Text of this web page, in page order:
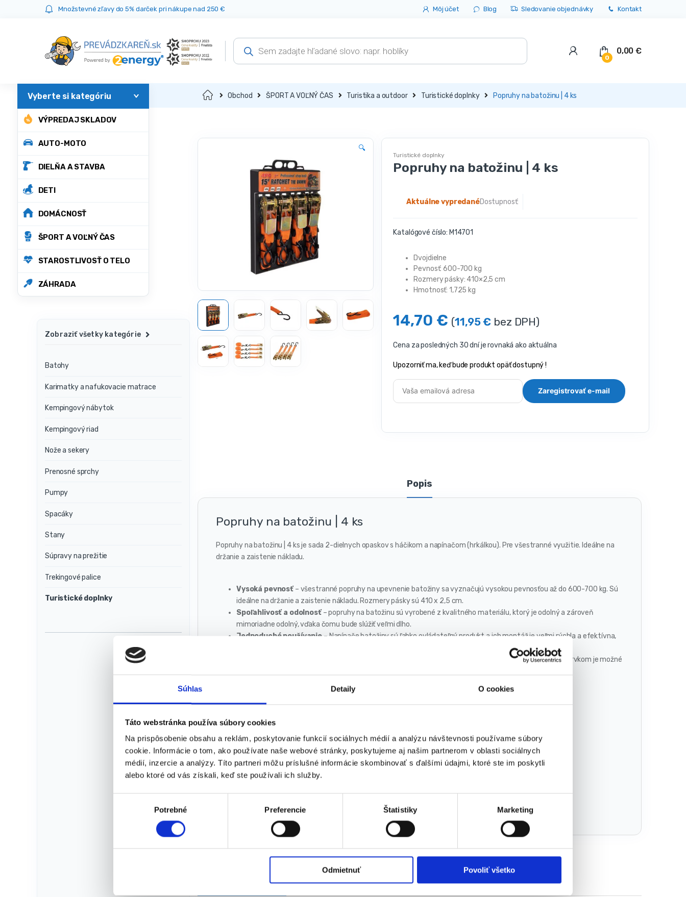
Súhlas Detaily O cookies
Táto webstránka používa súbory cookies
Na prispôsobenie obsahu a reklám, poskytovanie funkcií sociálnych médií a analýzu návštevnosti používame súbory
cookie. Informácie o tom, ako používate naše webové stránky, poskytujeme aj našim partnerom v oblasti sociálnych
médií, inzercie a analýzy. Títo partneri môžu príslušné informácie skombinovať s ďalšími údajmi, ktoré ste im poskytli
alebo ktoré od vás získali, keď ste používali ich služby.
r
Potrebné Preferencie Štatistiky Marketing
Odmietnuť Povoliť všetko
Množstevné zľavy do 5% darček pri nákupe nad 250 € Môj účet Blog Sledovanie objednávky Kontakt
Products
search
0
0,00€
VÝPREDAJ SKLADOV
AUTO-MOTO
DIELŇA A STAVBA
DETI
DOMÁCNOSŤ
ŠPORT A VOĽNÝ ČAS
STAROSTLIVOSŤ O TELO
ZÁHRADA
Domov Obchod ŠPORT A VOĽNÝ ČAS Turistika a outdoor Turistické doplnky Popruhy na batožinu | 4 ks
🔍
Turistické doplnky
Popruhy na batožinu | 4 ks
Dostupnosť:
Aktuálne vypredané
Katalógové číslo: M14701
Dvojdielne
Pevnosť: 600-700 kg
Rozmery pásky: 410×2,5 cm
Hmotnosť: 1,725 ​​kg
14,70 € (11,95€ bez DPH)
Cena za posledných 30 dní je rovnaká ako aktuálna
Upozorniť ma, keď bude produkt opäť dostupný !
Popis
Popruhy na batožinu | 4 ks
Popruhy na batožinu | 4 ks je sada 2-dielnych opaskov s háčikom a napínačom (hrkálkou). Pre všestranné využitie. Ideálne na
držanie a zaistenie nákladu.
Vysoká pevnosť– všestranné popruhy na upevnenie batožiny sa vyznačujú vysokou pevnosťou až do 600-700 kg. Sú
ideálne na držanie a zaistenie nákladu. Rozmery pásky sú 410 x 2,5 cm.
Spoľahlivosť a odolnosť– popruhy na batožinu sú vyrobené z kvalitného materiálu, ktorý je odolný a zároveň
mimoriadne odolný, vďaka čomu bude slúžiť veľmi dlho.
Jednoduché používanie – Napínače batožiny sú ľahko ovládateľný produkt a ich montáž je veľmi rýchla a efektívna,
– sada obsahuje 2 elementové remene s háčikom a napínačom (hrkálkou). Vďaka týmto prvkom je možné
Technické parametre:
Rozmery pásky: 410×2,5 cm
Hmotnosť: 1,725 ​​kg
Katalógové číslo:M14701 Turistické doplnky
Súvisiace produkty
Zobraziť všetky kategórie
Batohy
Karimatky a nafukovacie matrace
Kempingový nábytok
Kempingový riad
Nože a sekery
Prenosné sprchy
Pumpy
Spacáky
Stany
Súpravy na prežitie
Trekingové palice
Turistické doplnky